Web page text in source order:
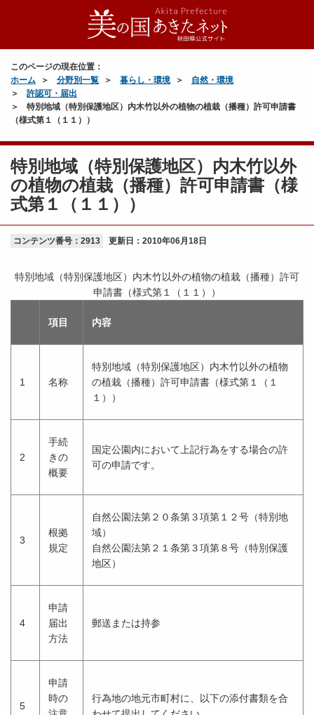
このページの現在位置：
ホーム
分野別一覧 暮らし・環境
自然・環境
許認可・届出
特別地域（特別保護地区）内木竹以外の植物の植栽（播種）許可申請書
（様式第１（１１））
特別地域（特別保護地区）内木竹以外
の植物の植栽（播種）許可申請書（様
式第１（１１））
コンテンツ番号：2913 更新日： 2010年06月18日
項目 内容
特別地域（特別保護地区）内木竹以外の植物の植栽（播種）許可
申請書（様式第１（１１））
1 名称
特別地域（特別保護地区）内木竹以外の植物
の植栽（播種）許可申請書（様式第１（１
１））
2
手続
きの
概要
国定公園内において上記行為をする場合の許
可の申請です。
3
根拠
規定
自然公園法第２０条第３項第１２号（特別地
域）
自然公園法第２１条第３項第８号（特別保護
地区）
4
申請
届出
方法
郵送または持参
5
申請
時の
行為地の地元市町村に、以下の添付書類を合